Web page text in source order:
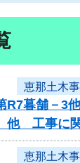
恵那土木
R7暮舗－
工事に関
恵那土木